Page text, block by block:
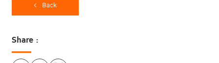
Back
Share :